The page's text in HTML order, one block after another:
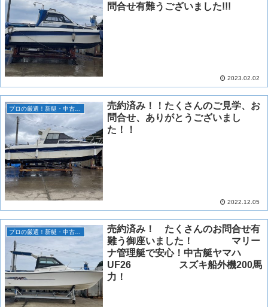
問合せ有難うございました!!!
2023.02.02
プロの厳選！新艇・中古艇情報！
売約済み！！たくさんのご見学、お
問合せ、ありがとうございまし
た！！
2022.12.05
プロの厳選！新艇・中古艇情報！
売約済み！ たくさんのお問合せ有
難う御座いました！ マリー
ナ管理艇で安心！中古艇ヤマハ
UF26 スズキ船外機200馬
力！